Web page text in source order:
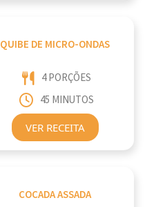
QUIBE DE MICRO-ONDAS
4 PORÇÕES
45 MINUTOS
VER RECEITA
COCADA ASSADA